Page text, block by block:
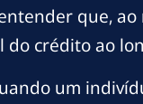
que,
crédito ao
um